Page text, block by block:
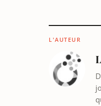
L'AUTEUR